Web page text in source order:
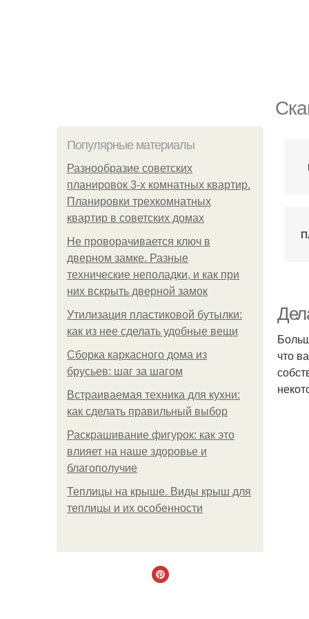
Популярные материалы
Разнообразие советских
планировок 3-х комнатных квартир.
Планировки трехкомнатных
квартир в советских домах
Не проворачивается ключ в
дверном замке. Разные
технические неполадки, и как при
них вскрыть дверной замок
Утилизация пластиковой бутылки:
как из нее сделать удобные вещи
Сборка каркасного дома из
брусьев: шаг за шагом
Встраиваемая техника для кухни:
как сделать правильный выбор
Раскрашивание фигурок: как это
влияет на наше здоровье и
благополучие
Теплицы на крыше. Виды крыш для
теплицы и их особенности
что